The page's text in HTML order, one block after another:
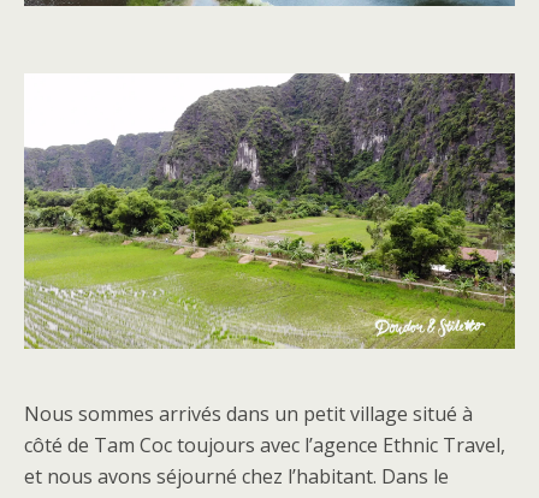
Nous sommes arrivés dans un petit village situé à
côté de Tam Coc toujours avec l’agence Ethnic Travel,
et nous avons séjourné chez l’habitant. Dans le